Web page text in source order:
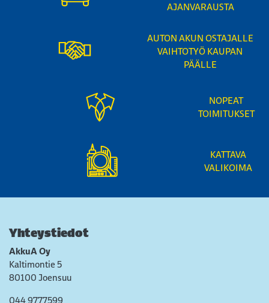
AJANVARAUSTA
AUTON AKUN OSTAJALLE
VAIHTOTYÖ KAUPAN
PÄÄLLE
NOPEAT
TOIMITUKSET
KATTAVA
VALIKOIMA
Yhteystiedot
AkkuA Oy
Kaltimontie 5
80100 Joensuu
044 9777599